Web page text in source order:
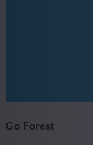
Go Forest